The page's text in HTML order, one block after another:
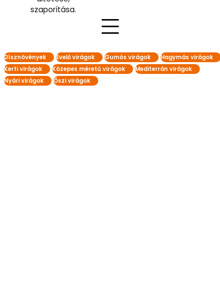
szaporítása.
Dísznövények Évelő virágok Gumós virágok
Hagymás virágok
Kerti virágok
Közepes méretű virágok
Mediterrán virágok
Nyári virágok
Őszi virágok